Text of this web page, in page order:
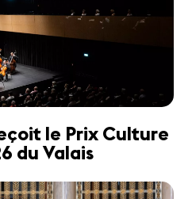
le Prix Culture
du Valais